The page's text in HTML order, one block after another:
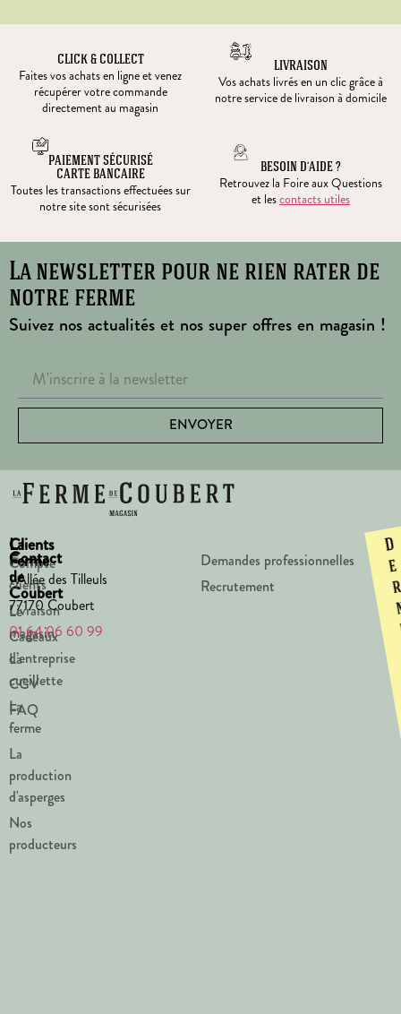
CLICK & COLLECT
Faites vos achats en ligne et venez
récupérer votre commande
directement au magasin
LIVRAISON
Vos achats livrés en un clic grâce à
notre service de livraison à domicile
PAIEMENT SÉCURISÉ
CARTE BANCAIRE
Toutes les transactions effectuées sur
notre site sont sécurisées
BESOIN D’AIDE ?
Retrouvez la Foire aux Questions
et lescontacts utiles
La newsletter pour ne rien rater de
notre ferme
Suivez nos actualités et nos super offres en magasin !
ENVOYER
La
Ferme
de
Coubert
Le
magasin
La
cueillette
La
ferme
La
production
d'asperges
Nos
producteurs
Clients
Compte
clients
Livraison
Cadeaux
d’entreprise
CGV
FAQ
Contact
1 Allée des Tilleuls
77170 Coubert
01 64 06 60 99
Demandes professionnelles
Recrutement
D
e